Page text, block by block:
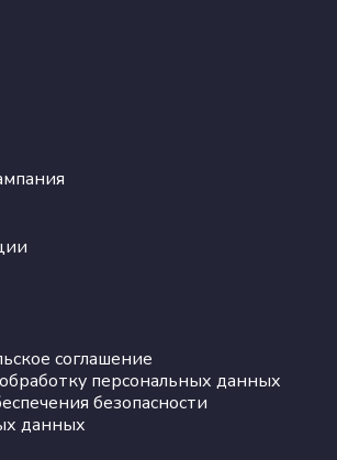
соглашение
персональных данных
безопасности
данных
соглашение
персональных данных
безопасности